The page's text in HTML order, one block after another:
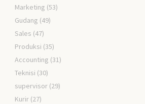
Marketing (53)
Gudang (49)
Sales (47)
Produksi (35)
Accounting (31)
Teknisi (30)
supervisor (29)
Kurir (27)